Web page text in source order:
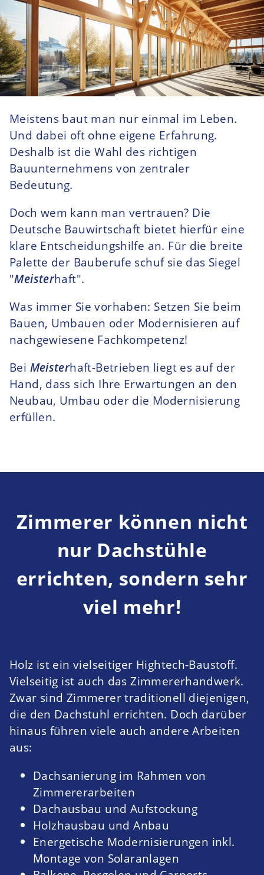
Meistens baut man nur einmal im Leben.
Und dabei oft ohne eigene Erfahrung.
Deshalb ist die Wahl des richtigen
Bauunternehmens von zentraler
Bedeutung.
Doch wem kann man vertrauen? Die
Deutsche Bauwirtschaft bietet hierfür eine
klare Entscheidungshilfe an. Für die breite
Palette der Bauberufe schuf sie das Siegel
"Meisterhaft".
Was immer Sie vorhaben: Setzen Sie beim
Bauen, Umbauen oder Modernisieren auf
nachgewiesene Fachkompetenz!
Bei Meisterhaft-Betrieben liegt es auf der
Hand, dass sich Ihre Erwartungen an den
Neubau, Umbau oder die Modernisierung
erfüllen.
Zimmerer können nicht
nur Dachstühle
errichten, sondern sehr
viel mehr!
Holz ist ein vielseitiger Hightech-Baustoff.
Vielseitig ist auch das Zimmererhandwerk.
Zwar sind Zimmerer traditionell diejenigen,
die den Dachstuhl errichten. Doch darüber
hinaus führen viele auch andere Arbeiten
aus:
Dachsanierung im Rahmen von
Zimmererarbeiten
Dachausbau und Aufstockung
Holzhausbau und Anbau
Energetische Modernisierungen inkl.
Montage von Solaranlagen